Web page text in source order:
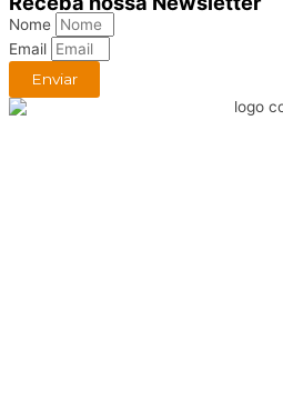
Nome
Email
Enviar